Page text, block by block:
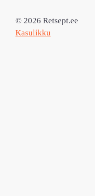
© 2026 Retsept.ee
Kasulikku